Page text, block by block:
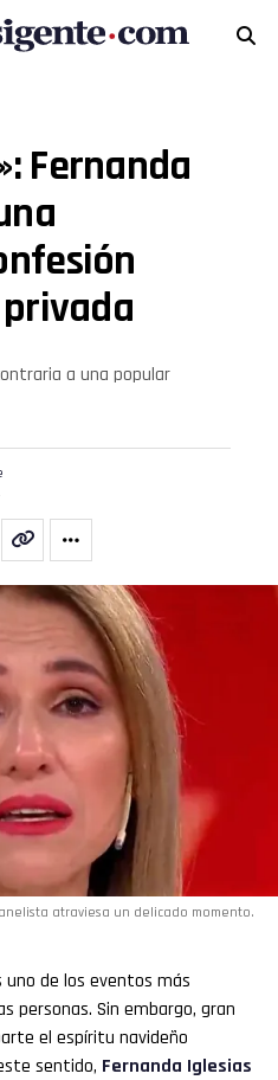
Fernanda
a una popular
atraviesa un delicado momento.
uno de los eventos más
personas. Sin embargo, gran
el espíritu navideño
sentido, Fernanda Iglesias